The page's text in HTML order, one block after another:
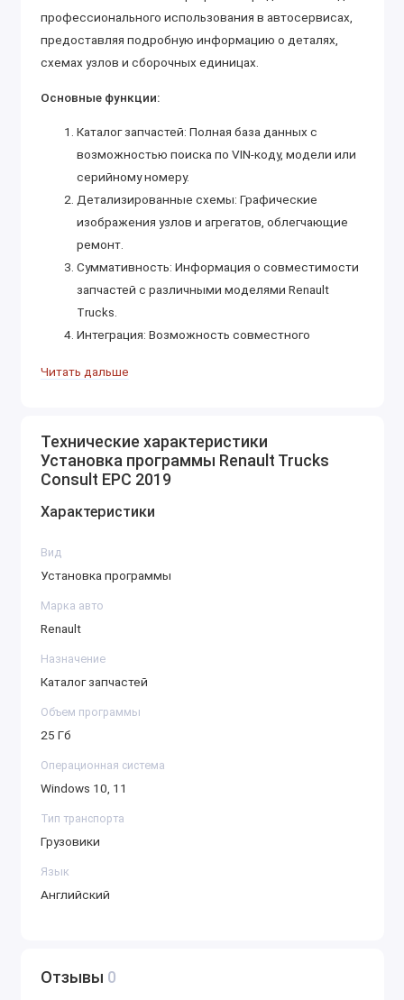
профессионального использования в автосервисах,
предоставляя подробную информацию о деталях,
схемах узлов и сборочных единицах.
Основные функции:
Каталог запчастей: Полная база данных с
возможностью поиска по VIN-коду, модели или
серийному номеру.
Детализированные схемы: Графические
изображения узлов и агрегатов, облегчающие
ремонт.
Суммативность: Информация о совместимости
запчастей с различными моделями Renault
Trucks.
Интеграция: Возможность совместного
оборудованием.
Поддержка моделей: Включает актуальные и
устаревшие модели, такие как Premium, Magnum,
Языки: Многоязычный интерфейс, включая
Windows 7, 10 (32/64 бит), 20 ГБ свободного
места.
Renault Trucks Consult EPC 2019 упрощает подбор
запчастей и ускоряет обслуживание техники, делая
Читать дальше
Технические характеристики
Установка программы Renault Trucks
Consult EPC 2019
Характеристики
Вид
Установка программы
Марка авто
Renault
Назначение
Каталог запчастей
Объем программы
25 Гб
Операционная система
Windows 10, 11
Тип транспорта
Грузовики
Язык
Английский
Отзывы 0